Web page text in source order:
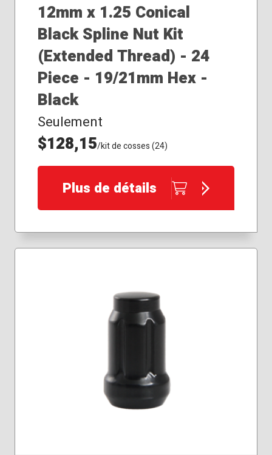
12mm x 1.25 Conical
Black Spline Nut Kit
(Extended Thread) - 24
Piece - 19/21mm Hex -
Black
Seulement
$128,15/kit de cosses (24)
Plus de détails